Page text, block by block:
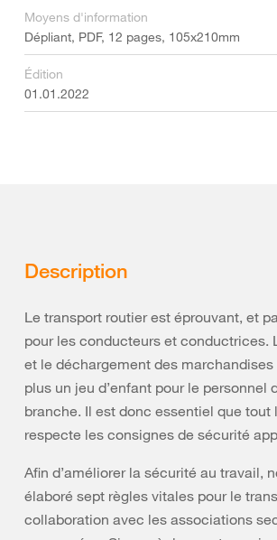
Moyens d'information
Dépliant, PDF, 12 pages, 105x210mm
Édition
01.01.2022
Description
Le transport routier est éprouvant, et
pour les conducteurs et conductrices.
et le déchargement des marchandises
plus un jeu d’enfant pour le personnel
branche. Il est donc essentiel que tout
respecte les consignes de sécurité
Afin d’améliorer la sécurité au travail,
élaboré sept règles vitales pour le
collaboration avec les associations